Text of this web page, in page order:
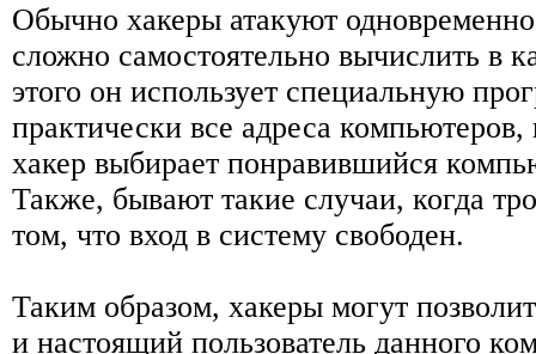
Обычно хакеры атакуют
сложно самостоятельно вычислить в
этого он использует специальную
практически все адреса
хакер выбирает понравившийся
Также, бывают такие случаи, когда
том, что вход в систему свободен.
Таким образом, хакеры могут
и настоящий пользователь данного